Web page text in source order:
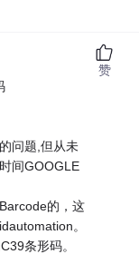
问题,但从未
间GOOGLE
的，这
。
条形码。
赞